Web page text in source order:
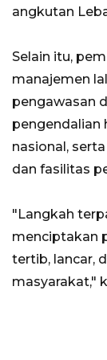
angkutan
Selain itu,
manajemen
pengawasan
pengendalian
nasional,
dan fasilitas
"Langkah
menciptakan
tertib, lancar,
masyarakat,"